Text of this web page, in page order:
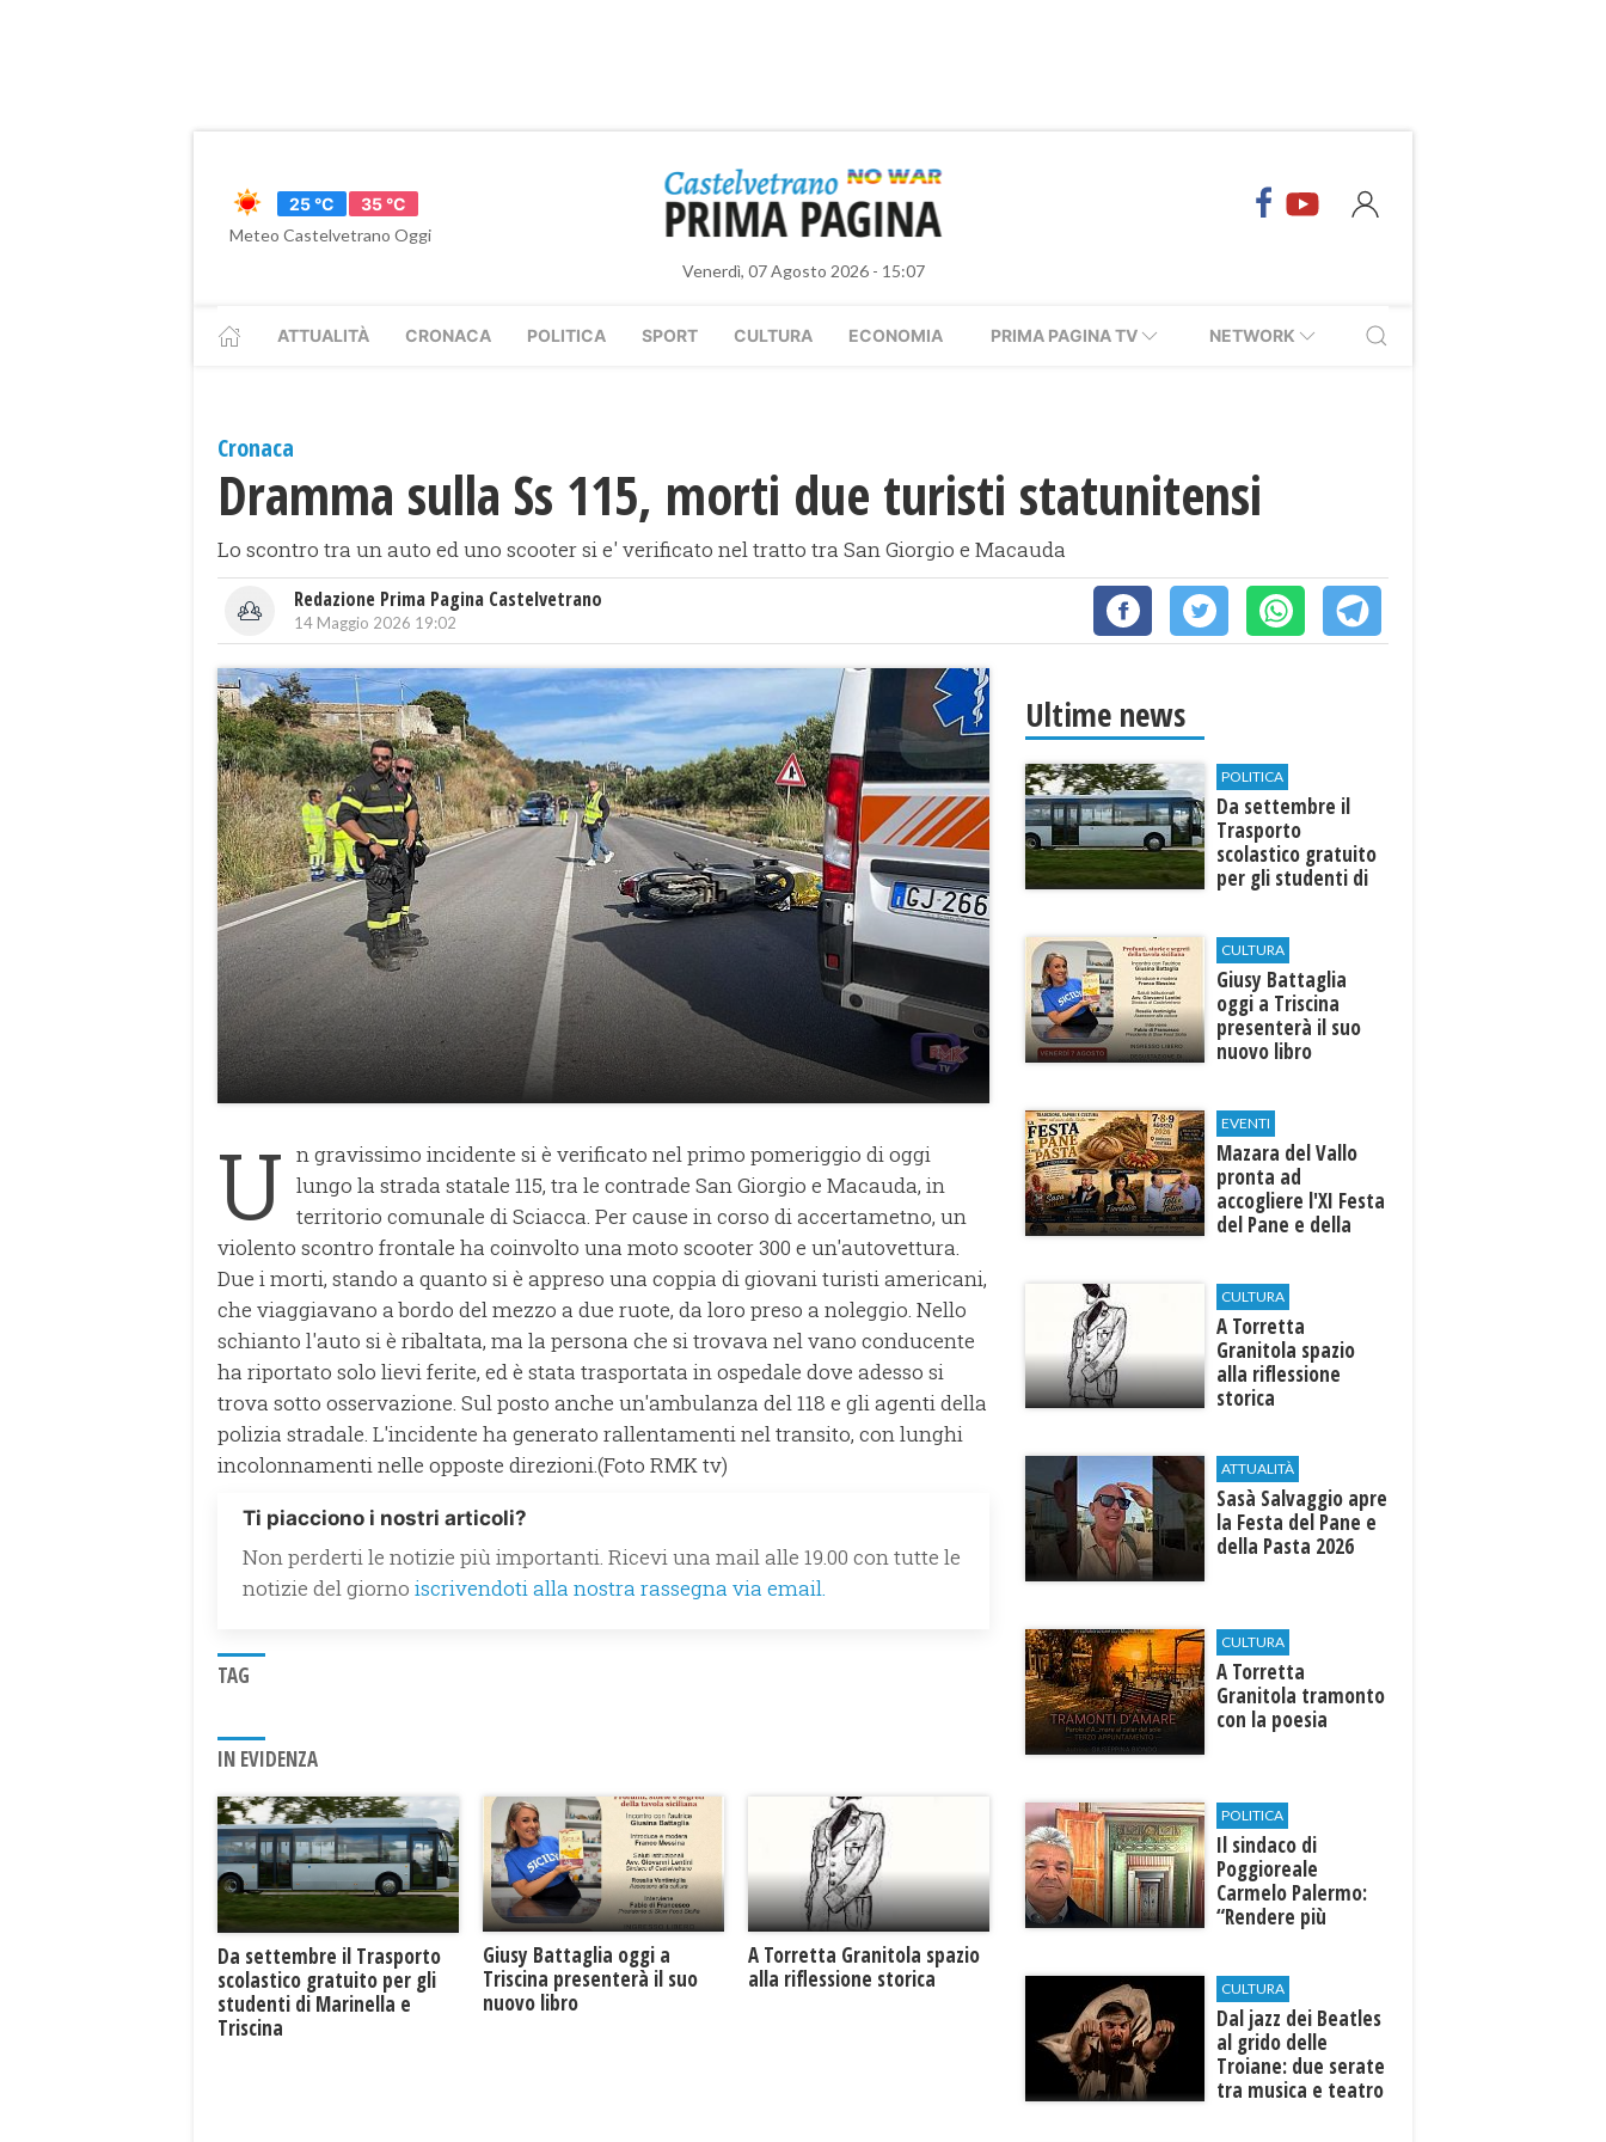
25 °C
35 °C
Meteo Castelvetrano Oggi
Venerdì, 07 Agosto 2026 - 15:07
ATTUALITÀ CRONACA POLITICA SPORT CULTURA ECONOMIA PRIMA PAGINA TV NETWORK
Cronaca
Dramma sulla Ss 115, morti due turisti statunitensi
Lo scontro tra un auto ed uno scooter si e' verificato nel tratto tra San Giorgio e Macauda
Redazione Prima Pagina Castelvetrano
14 Maggio 2026 19:02
U n gravissimo incidente si è verificato nel primo pomeriggio di oggi
lungo la strada statale 115, tra le contrade San Giorgio e Macauda, in
territorio comunale di Sciacca. Per cause in corso di accertametno, un
violento scontro frontale ha coinvolto una moto scooter 300 e un'autovettura.
Due i morti, stando a quanto si è appreso una coppia di giovani turisti americani,
che viaggiavano a bordo del mezzo a due ruote, da loro preso a noleggio. Nello
schianto l'auto si è ribaltata, ma la persona che si trovava nel vano conducente
ha riportato solo lievi ferite, ed è stata trasportata in ospedale dove adesso si
trova sotto osservazione. Sul posto anche un'ambulanza del 118 e gli agenti della
polizia stradale. L'incidente ha generato rallentamenti nel transito, con lunghi
incolonnamenti nelle opposte direzioni.(Foto RMK tv)
Ti piacciono i nostri articoli?
Non perderti le notizie più importanti. Ricevi una mail alle 19.00 con tutte le
notizie del giorno iscrivendoti alla nostra rassegna via email.
TAG
IN EVIDENZA
Da settembre il Trasporto
scolastico gratuito per gli
studenti di Marinella e
Triscina
Giusy Battaglia oggi a
Triscina presenterà il suo
nuovo libro
​A Torretta Granitola spazio
alla riflessione storica
Ultime news
POLITICA
Da settembre il
Trasporto
scolastico gratuito
per gli studenti di
CULTURA
Giusy Battaglia
oggi a Triscina
presenterà il suo
nuovo libro
EVENTI
Mazara del Vallo
pronta ad
accogliere l'XI Festa
del Pane e della
CULTURA
​A Torretta
Granitola spazio
alla riflessione
storica
ATTUALITÀ
Sasà Salvaggio apre
la Festa del Pane e
della Pasta 2026
CULTURA
​A Torretta
Granitola tramonto
con la poesia
POLITICA
Il sindaco di
Poggioreale
Carmelo Palermo:
“Rendere più
Castelvetrano."
CULTURA
Dal jazz dei Beatles
al grido delle
Troiane: due serate
tra musica e teatro